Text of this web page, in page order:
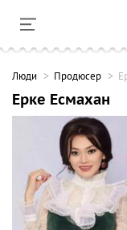
Люди Продюсер
Ерке Есмахан